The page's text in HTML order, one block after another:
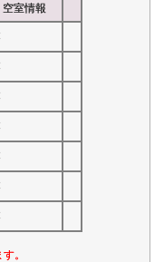
空室情報
。